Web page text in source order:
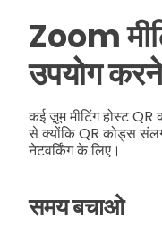
Zoom
उपयोग
कई ज़ूम मीटिंग होस्ट
से क्योंकि QR कोड्स
नेटवर्किंग के लिए।
समय बचाओ